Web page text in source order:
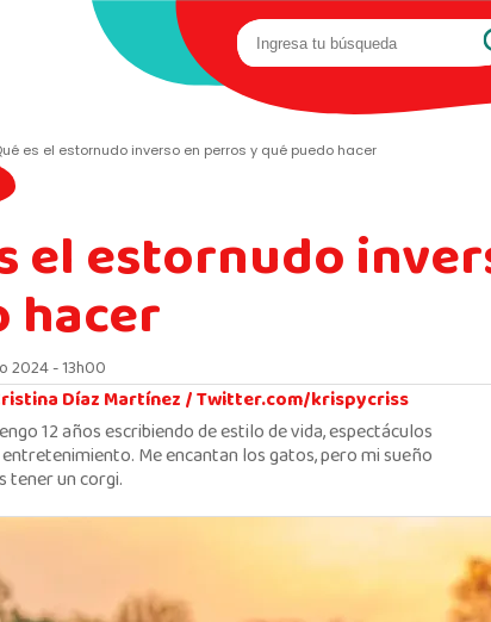
es el estornudo inverso en perros y qué puedo hacer
el estornudo
hacer
2024 - 13h00
Díaz Martínez /Twitter.com/krispycriss
12 años escribiendo de estilo de vida, espectáculos
Me encantan los gatos, pero mi sueño
tener un corgi.